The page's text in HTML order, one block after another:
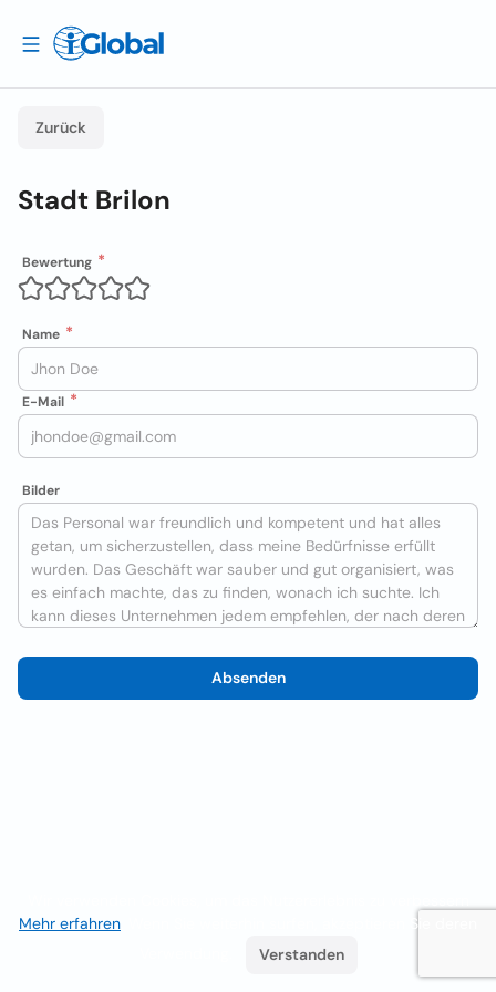
Zurück
Stadt Brilon
Bewertung
Name
E-Mail
Bilder
Absenden
Mehr erfahren . Wenn Sie weiterhin surfen, akzeptieren Sie deren
Verstanden